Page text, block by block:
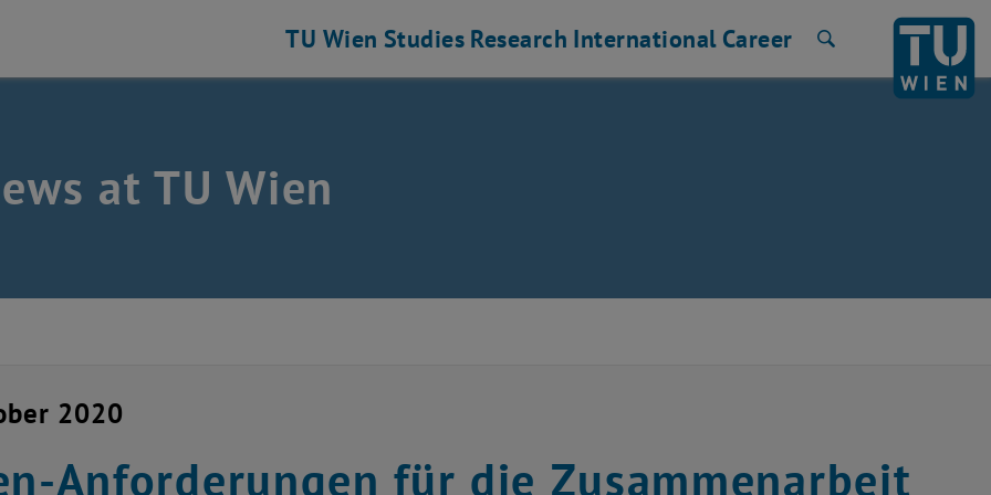
TU Wien Studies Research International Career
at TU Wien
2020
Anforderungen für die Zusammenarbeit